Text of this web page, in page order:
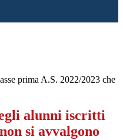
prima A.S. 2022/2023 che
alunni iscritti
si avvalgono